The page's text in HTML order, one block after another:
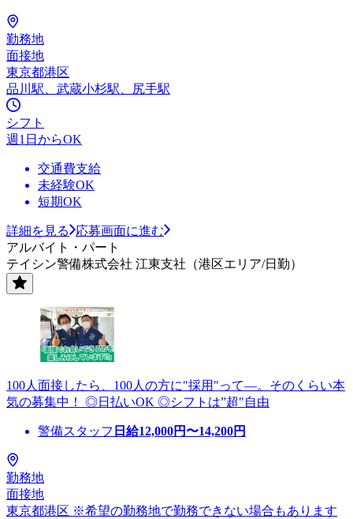
勤務地
面接地
東京都港区
品川駅、武蔵小杉駅、尻手駅
シフト
週1日からOK
交通費支給
未経験OK
短期OK
詳細を見る
応募画面に進む
アルバイト・パート
テイシン警備株式会社 江東支社（港区エリア/日勤）
100人面接したら、100人の方に"採用"って―。そのくらい本
気の募集中！ ◎日払いOK ◎シフトは”超"自由
警備スタッフ 日給12,000円〜14,200円
勤務地
面接地
東京都港区 ※希望の勤務地で勤務できない場合もあります